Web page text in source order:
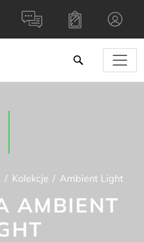
Kolekcje Ambient Light
AMBIENT